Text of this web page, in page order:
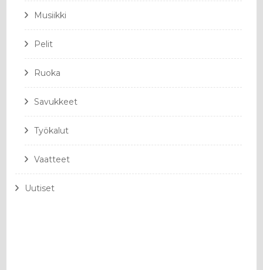
Musiikki
Pelit
Ruoka
Savukkeet
Työkalut
Vaatteet
Uutiset